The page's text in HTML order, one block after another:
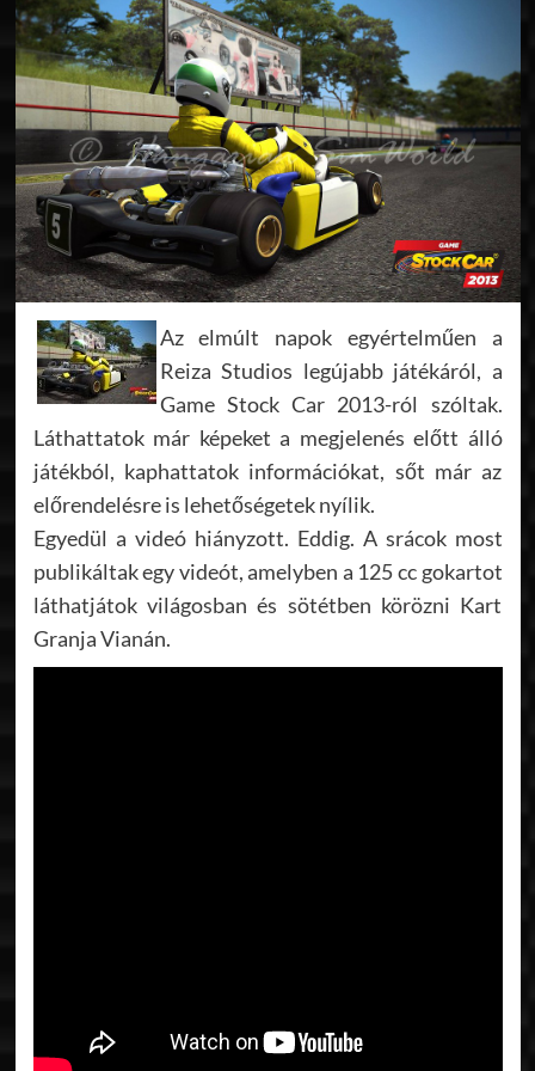
Az elmúlt napok egyértelműen a
Reiza Studios legújabb játékáról, a
Game Stock Car 2013-ról szóltak.
Láthattatok már képeket a megjelenés előtt álló
játékból, kaphattatok információkat, sőt már az
előrendelésre is lehetőségetek nyílik.
Egyedül a videó hiányzott. Eddig. A srácok most
publikáltak egy videót, amelyben a 125 cc gokartot
láthatjátok világosban és sötétben körözni Kart
Granja Vianán.